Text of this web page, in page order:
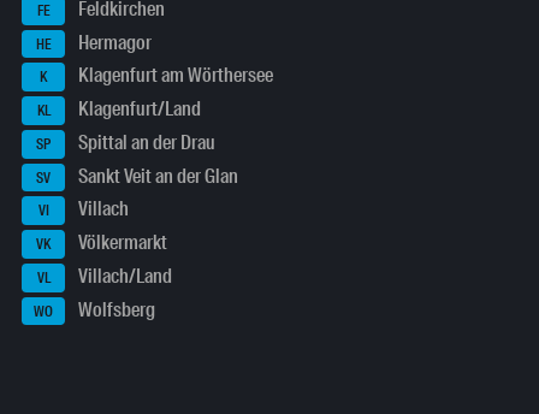
FE Feldkirchen
HE Hermagor
K Klagenfurt am Wörthersee
KL Klagenfurt/Land
SP Spittal an der Drau
SV Sankt Veit an der Glan
VI Villach
VK Völkermarkt
VL Villach/Land
WO Wolfsberg